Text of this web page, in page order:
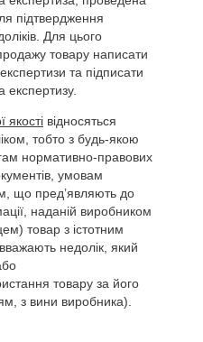
підтвердження
Для цього
товару написати
та підписати
експертизу.
якості відносяться
тобто з будь-якою
нормативно-правових
умовам
що пред’являють до
наданій виробником
товар з істотним
вважають недолік, який
товару за його
з вини виробника).